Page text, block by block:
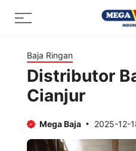
Menu
Baja Ringan
Distributor
Cianjur
Mega Baja 2025-12-